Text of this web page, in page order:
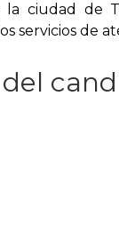
ciudad de
servicios de